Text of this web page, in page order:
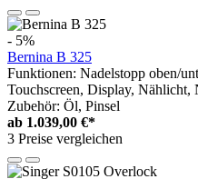
- 5%
Bernina B 325
Funktionen: Nadelstopp oben/
Touchscreen, Display, Nählicht,
Zubehör: Öl, Pinsel
ab 1.039,00 €*
3 Preise vergleichen